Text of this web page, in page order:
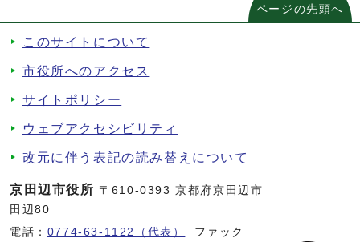
ページの先頭へ
このサイトについて
市役所へのアクセス
サイトポリシー
ウェブアクセシビリティ
改元に伴う表記の読み替えについて
京田辺市役所 〒610-0393 京都府京田辺市
田辺80
電話： 0774-63-1122（代表） ファック